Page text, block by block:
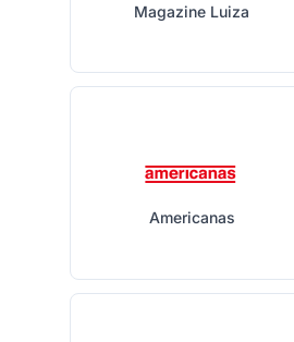
Magazine Luiza
Americanas